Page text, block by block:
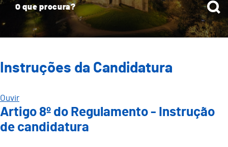
Instruções da Candidatura
Ouvir
Artigo 8º do Regulamento - Instrução
de candidatura